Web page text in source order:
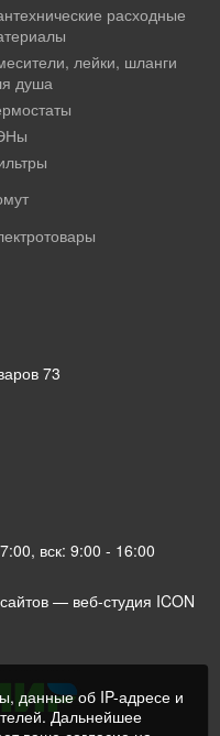
расходные
лейки, шланги
душа
73
вск: 9:00 - 16:00
— веб-студия ICON
данные об IP-адресе и
Дальнейшее